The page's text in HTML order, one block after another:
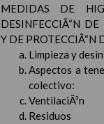
MEDIDAS DE
DESINFECCIÃ“N
Y DE PROTECCIÃ“N
Limpieza y
Aspectos a
colectivo:
VentilaciÃ³n
Residuos